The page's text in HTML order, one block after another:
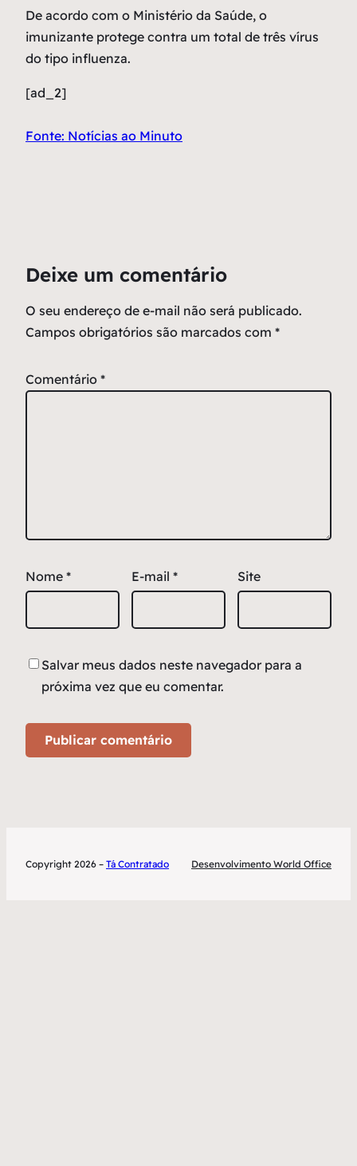
De acordo com o Ministério da Saúde, o
imunizante protege contra um total de três vírus
do tipo influenza.
[ad_2]
Fonte: Notícias ao Minuto
Deixe um comentário
O seu endereço de e-mail não será publicado.
Campos obrigatórios são marcados com *
Comentário *
Nome * E-mail * Site
Salvar meus dados neste navegador para a
próxima vez que eu comentar.
Copyright 2026 – Tá Contratado Desenvolvimento World Office